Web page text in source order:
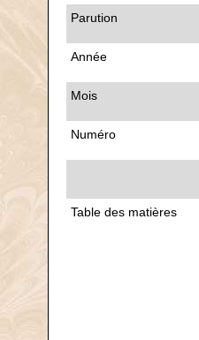
Parution
Année
Mois
Numéro
Table des matières